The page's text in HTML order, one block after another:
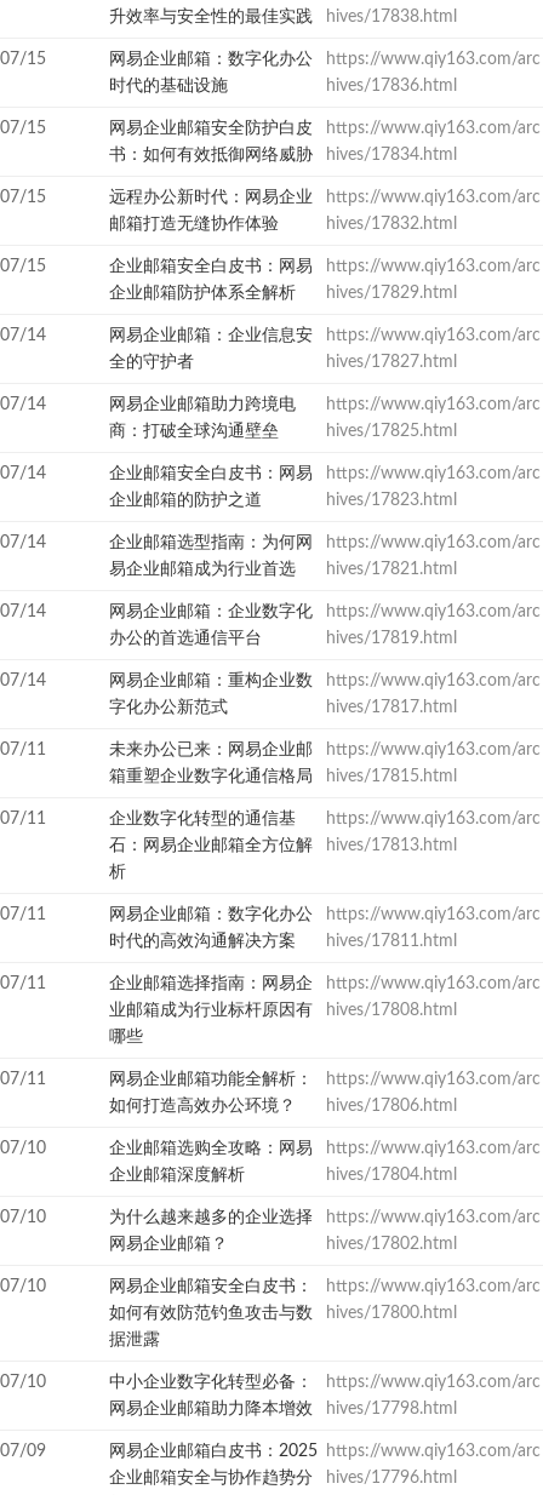
升效率与安全性的最佳实践
hives/17838.html
07/15
网易企业邮箱：数字化办公
时代的基础设施
https://www.qiy163.com/arc
hives/17836.html
07/15
网易企业邮箱安全防护白皮
书：如何有效抵御网络威胁
https://www.qiy163.com/arc
hives/17834.html
07/15
远程办公新时代：网易企业
邮箱打造无缝协作体验
https://www.qiy163.com/arc
hives/17832.html
07/15
企业邮箱安全白皮书：网易
企业邮箱防护体系全解析
https://www.qiy163.com/arc
hives/17829.html
07/14
网易企业邮箱：企业信息安
全的守护者
https://www.qiy163.com/arc
hives/17827.html
07/14
网易企业邮箱助力跨境电
商：打破全球沟通壁垒
https://www.qiy163.com/arc
hives/17825.html
07/14
企业邮箱安全白皮书：网易
企业邮箱的防护之道
https://www.qiy163.com/arc
hives/17823.html
07/14
企业邮箱选型指南：为何网
易企业邮箱成为行业首选
https://www.qiy163.com/arc
hives/17821.html
07/14
网易企业邮箱：企业数字化
办公的首选通信平台
https://www.qiy163.com/arc
hives/17819.html
07/14
网易企业邮箱：重构企业数
字化办公新范式
https://www.qiy163.com/arc
hives/17817.html
07/11
未来办公已来：网易企业邮
箱重塑企业数字化通信格局
https://www.qiy163.com/arc
hives/17815.html
07/11
企业数字化转型的通信基
石：网易企业邮箱全方位解
析
https://www.qiy163.com/arc
hives/17813.html
07/11
网易企业邮箱：数字化办公
时代的高效沟通解决方案
https://www.qiy163.com/arc
hives/17811.html
07/11
企业邮箱选择指南：网易企
业邮箱成为行业标杆原因有
哪些
https://www.qiy163.com/arc
hives/17808.html
07/11
网易企业邮箱功能全解析：
如何打造高效办公环境？
https://www.qiy163.com/arc
hives/17806.html
07/10
企业邮箱选购全攻略：网易
企业邮箱深度解析
https://www.qiy163.com/arc
hives/17804.html
07/10
为什么越来越多的企业选择
网易企业邮箱？
https://www.qiy163.com/arc
hives/17802.html
07/10
网易企业邮箱安全白皮书：
如何有效防范钓鱼攻击与数
据泄露
https://www.qiy163.com/arc
hives/17800.html
07/10
中小企业数字化转型必备：
网易企业邮箱助力降本增效
https://www.qiy163.com/arc
hives/17798.html
07/09
网易企业邮箱白皮书：2025
企业邮箱安全与协作趋势分
https://www.qiy163.com/arc
hives/17796.html